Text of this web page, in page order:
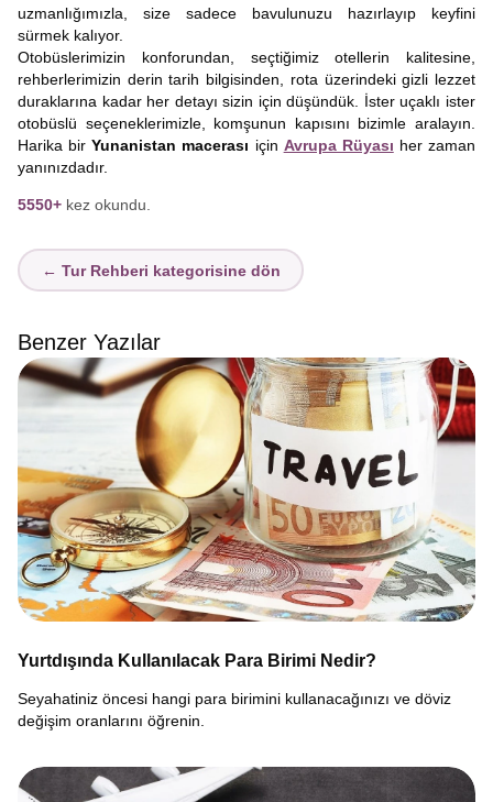
uzmanlığımızla, size sadece bavulunuzu hazırlayıp keyfini
sürmek kalıyor.
Otobüslerimizin konforundan, seçtiğimiz otellerin kalitesine,
rehberlerimizin derin tarih bilgisinden, rota üzerindeki gizli lezzet
duraklarına kadar her detayı sizin için düşündük. İster uçaklı ister
otobüslü seçeneklerimizle, komşunun kapısını bizimle aralayın.
Harika birYunanistan macerası için Avrupa Rüyası her zaman
yanınızdadır.
5550+ kez okundu.
← Tur Rehberi kategorisine dön
Benzer Yazılar
Yurtdışında Kullanılacak Para Birimi Nedir?
Seyahatiniz öncesi hangi para birimini kullanacağınızı ve döviz
değişim oranlarını öğrenin.